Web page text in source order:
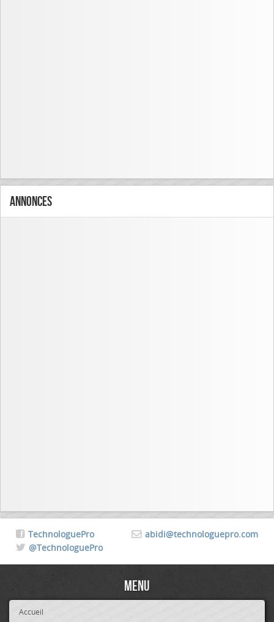
Annonces
abidi@technologuepro.com
TechnologuePro
@TechnologuePro
Menu
Accueil